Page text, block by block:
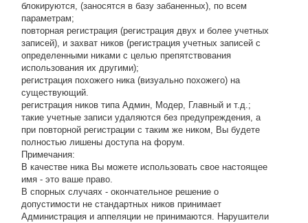
блокируются, (заносятся в базу забаненных), по всем
параметрам;
повторная регистрация (регистрация двух и более учетных
записей), и захват ников (регистрация учетных записей с
определенными никами с целью препятствования
использования их другими);
регистрация похожего ника (визуально похожего) на
существующий.
регистрация ников типа Админ, Модер, Главный и т.д.;
такие учетные записи удаляются без предупреждения, а
при повторной регистрации с таким же ником, Вы будете
полностью лишены доступа на форум.
Примечания:
В качестве ника Вы можете использовать свое настоящее
имя - это ваше право.
В спорных случаях - окончательное решение о
допустимости не стандартных ников принимает
Администрация и аппеляции не принимаются. Нарушители